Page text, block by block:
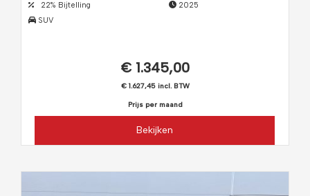
22% Bijtelling
SUV
2025
€ 1.345,00
€ 1.627,45 incl. BTW
Prijs per maand
Bekijken